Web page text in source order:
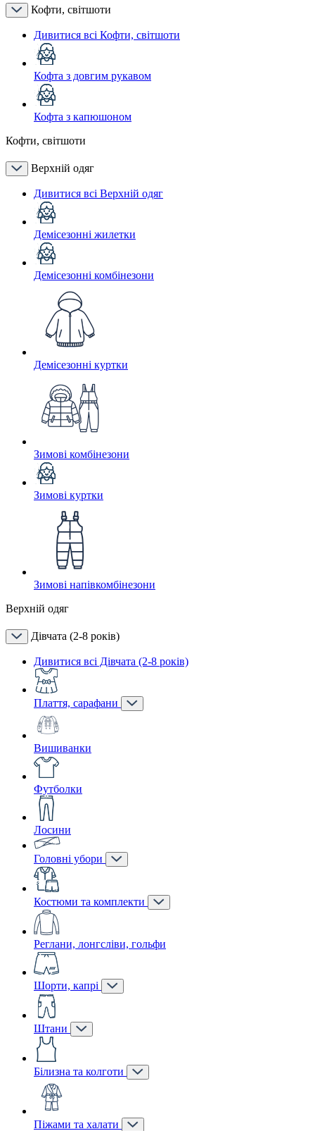
Кофти, світшоти
Дивитися всі Кофти, світшоти
Кофта з довгим рукавом
Кофта з капюшоном
Кофти, світшоти
Верхній одяг
Дивитися всі Верхній одяг
Демісезонні жилетки
Демісезонні комбінезони
Демісезонні куртки
Зимові комбінезони
Зимові куртки
Зимові напівкомбінезони
Верхній одяг
Дівчата (2-8 років)
Дивитися всі Дівчата (2-8 років)
Плаття, сарафани
Вишиванки
Футболки
Лосини
Головні убори
Костюми та комплекти
Реглани, лонгсліви, гольфи
Шорти, капрі
Штани
Білизна та колготи
Піжами та халати